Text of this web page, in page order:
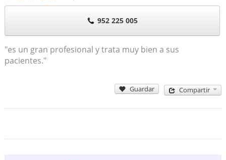
952 225 005
"es un gran profesional y trata muy bien a sus
pacientes."
Guardar Compartir